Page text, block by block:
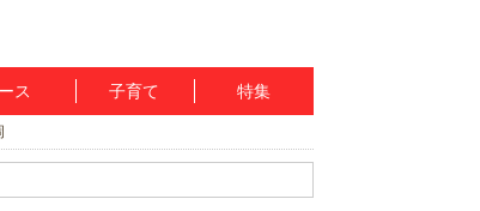
ス 子育て 特集